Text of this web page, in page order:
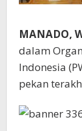
MANADO,
dalam
Indonesia
pekan